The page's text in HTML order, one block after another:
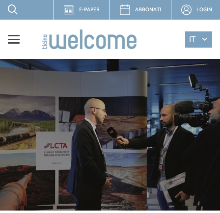
E-PAPER ABBONATI LOGIN
IT